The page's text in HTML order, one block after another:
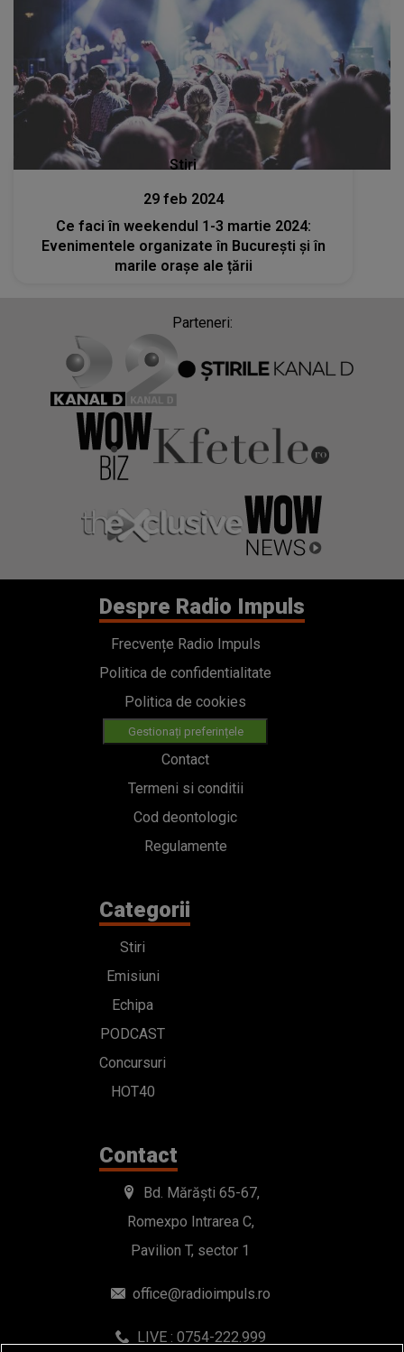
Stiri
29 feb 2024
Ce faci în weekendul 1-3 martie 2024:
Evenimentele organizate în București și în
marile orașe ale țării
Parteneri:
Despre Radio Impuls
Frecvențe Radio Impuls
Politica de confidentialitate
Politica de cookies
Gestionați preferințele
Contact
Termeni si conditii
Cod deontologic
Regulamente
Categorii
Stiri
Emisiuni
Echipa
PODCAST
Concursuri
HOT40
Contact
Bd. Mărăști 65-67,
Romexpo Intrarea C,
Pavilion T, sector 1
office@radioimpuls.ro
LIVE : 0754-222.999